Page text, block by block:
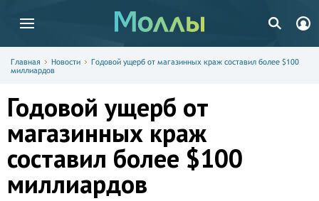
Главная Новости
Годовой ущерб от магазинных краж составил более $100
миллиардов
Годовой ущерб от
магазинных краж
составил более $100
миллиардов